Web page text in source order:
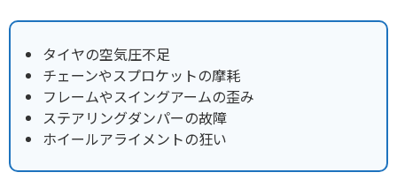
タイヤの空気圧不足
チェーンやスプロケットの摩耗
フレームやスイングアームの歪み
ステアリングダンパーの故障
ホイールアライメントの狂い